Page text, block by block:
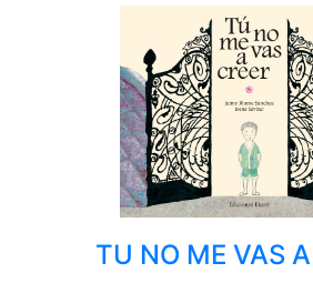
TU NO ME VAS A